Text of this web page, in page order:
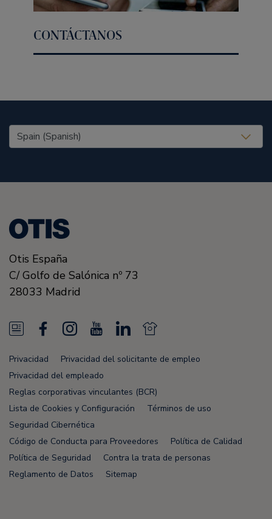
CONTÁCTANOS
United States (EN)
Otis España
C/ Golfo de Salónica nº 73
28033 Madrid
N
e
w
s
F
e
e
d
c
e
b
o
o
k
I
n
s
t
a
g
r
a
o
T
u
b
e
L
k
e
d
i
n
N
e
F
e
e
Privacidad
Privacidad del solicitante de empleo
Privacidad del empleado
Reglas corporativas vinculantes (BCR)
Lista de Cookies y Configuración
Términos de uso
Seguridad Cibernética
Código de Conducta para Proveedores
Política de Calidad
Política de Seguridad
Contra la trata de personas
Reglamento de Datos
Sitemap